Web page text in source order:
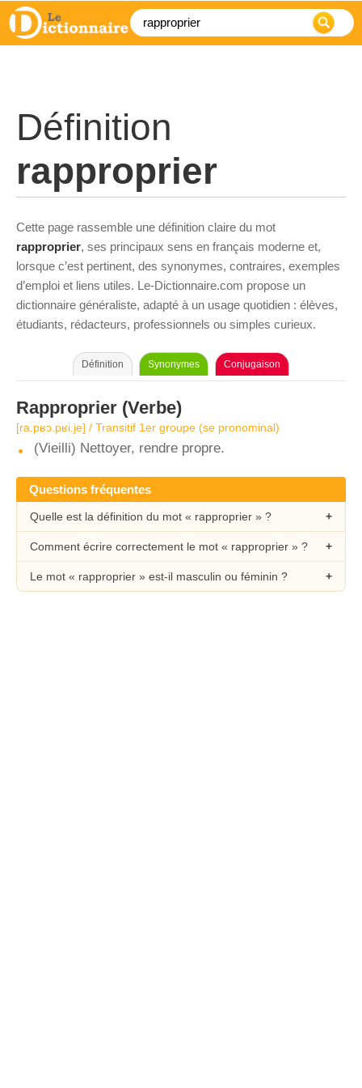
Définition
rapproprier
Cette page rassemble une définition claire du mot
rapproprier, ses principaux sens en français moderne et,
lorsque c’est pertinent, des synonymes, contraires, exemples
d’emploi et liens utiles. Le-Dictionnaire.com propose un
dictionnaire généraliste, adapté à un usage quotidien : élèves,
étudiants, rédacteurs, professionnels ou simples curieux.
Définition Synonymes Conjugaison
Rapproprier (Verbe)
[ra.pʁɔ.pʁi.je] / Transitif 1er groupe (se pronominal)
(Vieilli) Nettoyer, rendre propre.
Questions fréquentes
Quelle est la définition du mot « rapproprier » ?
Comment écrire correctement le mot « rapproprier » ?
Le mot « rapproprier » est-il masculin ou féminin ?